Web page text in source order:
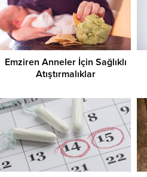
Emziren Anneler İçin Sağlıklı
Atıştırmalıklar